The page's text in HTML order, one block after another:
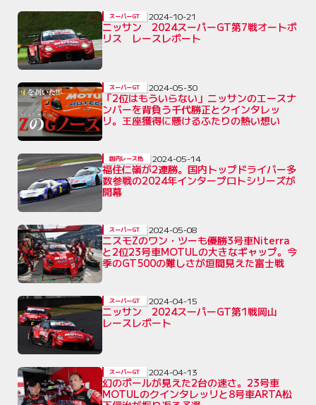
ニッサン 2024スーパーGT第7戦オートポ
リス レースレポート
スーパーGT 2024-10-21
「2位はもういらない」ニッサンのエースナ
ンバーを背負う千代勝正とクインタレッ
リ。王座獲得に懸けるふたりの熱い想い
スーパーGT 2024-05-30
福住仁嶺が2連勝。国内トップドライバー多
数参戦の2024年インタープロトシリーズが
開幕
国内レース他 2024-05-14
ニスモZのワン・ツーも優勝3号車Niterra
と2位23号車MOTULの大きなギャップ。今
季のGT500の難しさが垣間見えた富士戦
スーパーGT 2024-05-08
ニッサン 2024スーパーGT第1戦岡山
レースレポート
スーパーGT 2024-04-15
幻のポールが見えた2台の速さ。23号車
MOTULのクインタレッリと8号車ARTA松
スーパーGT 2024-04-13